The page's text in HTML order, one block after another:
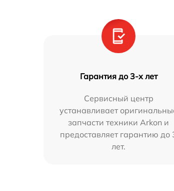
Гарантия до 3-х лет
Сервисный центр
устанавливает
запчасти техники Arkon и
предоставляет гарантию до
лет.